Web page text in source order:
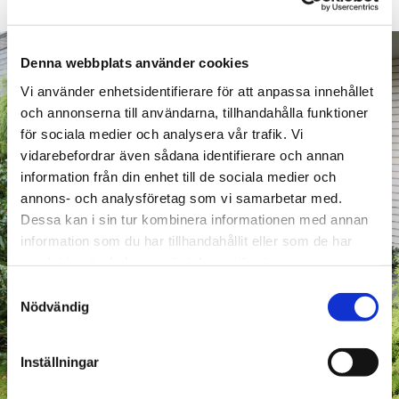
Denna webbplats använder cookies
Vi använder enhetsidentifierare för att anpassa innehållet
och annonserna till användarna, tillhandahålla funktioner
för sociala medier och analysera vår trafik. Vi
vidarebefordrar även sådana identifierare och annan
information från din enhet till de sociala medier och
annons- och analysföretag som vi samarbetar med.
Dessa kan i sin tur kombinera informationen med annan
information som du har tillhandahållit eller som de har
Samtyckesval
Nödvändig
Inställningar
Påminner om adressändring!
Uppdatera din adress när du flyttar till ett nytt boende.
Bra att eftersända posten också, så kan du känna dig
trygg från start.
LÄS MER OM ADRESSÄNDRING